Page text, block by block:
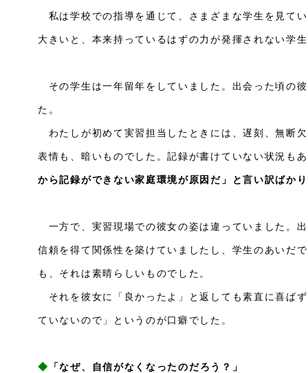
私は学校での指導を通じて、さまざまな学生を見て
大きいと、本来持っているはずの力が発揮されない学
その学生は一年留年をしていました。出会った頃の
た。
わたしが初めて実習担当したときには、遅刻、無断
表情も、暗いものでした。記録が書けていない状況も
から記録ができない家庭環境が原因だ」と言い訳ばかり
一方で、実習現場での彼女の姿は違っていました。
信頼を得て関係性を築けていましたし、学生のあいだ
も、それは素晴らしいものでした。
それを彼女に「良かったよ」と返しても素直に喜ば
ていないので」というのが口癖でした。
◆ 「なぜ、自信がなくなったのだろう？」